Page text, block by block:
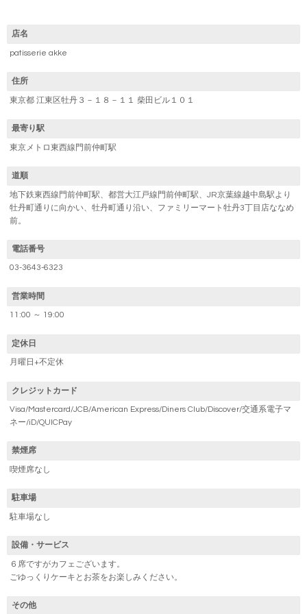
店名
patisserie akke
住所
東京都 江東区牡丹３－１８－１１ 柴田ビル１０１
最寄り駅
東京メトロ東西線門前仲町駅
道順
地下鉄東西線門前仲町駅、都営大江戸線門前仲町駅、JR京葉線越中島駅より
牡丹町通りに向かい、牡丹町通り沿い、ファミリーマート牡丹3丁目店ななめ
前。
電話番号
03-3643-6323
営業時間
11:00 ～ 19:00
定休日
月曜日+不定休
クレジットカード
Visa/Mastercard/JCB/American Express/Diners Club/Discover/交通系電子マ
ネー/iD/QUICPay
禁煙席
喫煙席なし
駐車場
駐車場なし
設備・サービス
６席ですがカフェございます。
ごゆっくりケーキとお茶をお楽しみください。
その他